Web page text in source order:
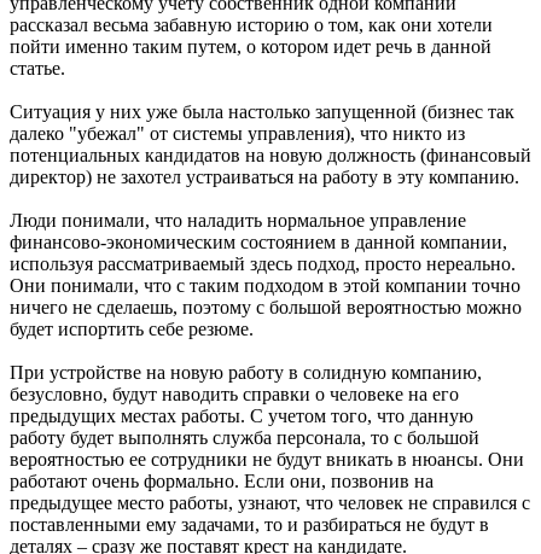
рассказал весьма забавную историю о том, как они хотели
пойти именно таким путем, о котором идет речь в данной
статье.
Ситуация у них уже была настолько запущенной (бизнес так
далеко "убежал" от системы управления), что никто из
потенциальных кандидатов на новую должность (финансовый
директор) не захотел устраиваться на работу в эту компанию.
Люди понимали, что наладить нормальное управление
финансово-экономическим состоянием в данной компании,
используя рассматриваемый здесь подход, просто нереально.
Они понимали, что с таким подходом в этой компании точно
ничего не сделаешь, поэтому с большой вероятностью можно
будет испортить себе резюме.
При устройстве на новую работу в солидную компанию,
безусловно, будут наводить справки о человеке на его
предыдущих местах работы. С учетом того, что данную
работу будет выполнять служба персонала, то с большой
вероятностью ее сотрудники не будут вникать в нюансы. Они
работают очень формально. Если они, позвонив на
предыдущее место работы, узнают, что человек не справился с
поставленными ему задачами, то и разбираться не будут в
деталях – сразу же поставят крест на кандидате.